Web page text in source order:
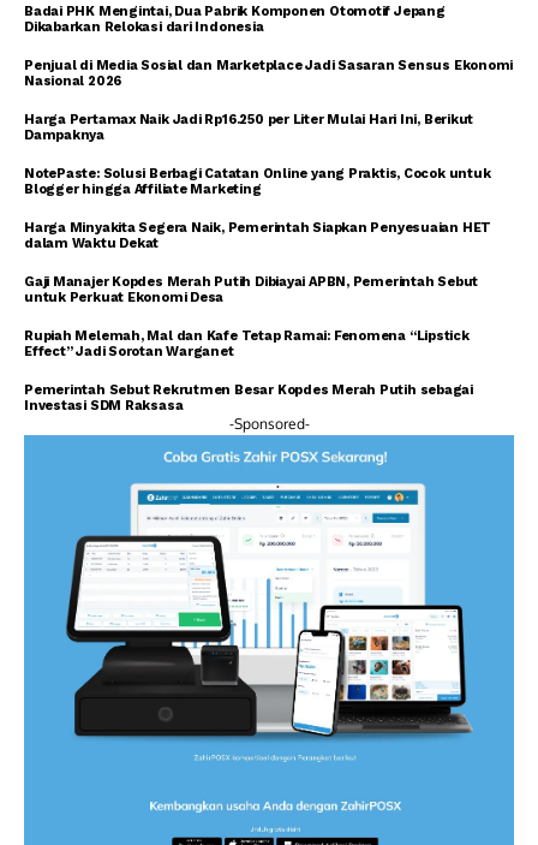
Badai PHK Mengintai, Dua Pabrik Komponen Otomotif Jepang
Dikabarkan Relokasi dari Indonesia
Penjual di Media Sosial dan Marketplace Jadi Sasaran Sensus Ekonomi
Nasional 2026
Harga Pertamax Naik Jadi Rp16.250 per Liter Mulai Hari Ini, Berikut
Dampaknya
NotePaste: Solusi Berbagi Catatan Online yang Praktis, Cocok untuk
Blogger hingga Affiliate Marketing
Harga Minyakita Segera Naik, Pemerintah Siapkan Penyesuaian HET
dalam Waktu Dekat
Gaji Manajer Kopdes Merah Putih Dibiayai APBN, Pemerintah Sebut
untuk Perkuat Ekonomi Desa
Rupiah Melemah, Mal dan Kafe Tetap Ramai: Fenomena “Lipstick
Effect” Jadi Sorotan Warganet
Pemerintah Sebut Rekrutmen Besar Kopdes Merah Putih sebagai
Investasi SDM Raksasa
-Sponsored-